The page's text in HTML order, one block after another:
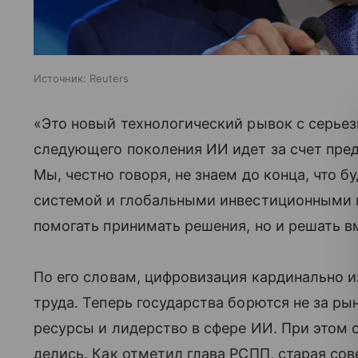
Источник: Reuters
«Это новый технологический рывок с
следующего поколения ИИ идет за счет
Мы, честно говоря, не знаем до конца, что
системой и глобальными инвестиционными
помогать принимать решения, но и решать
По его словам, цифровизация кардинально
труда. Теперь государства борются не за
ресурсы и лидерство в сфере ИИ. При этом
делись. Как отметил глава РСПП, старая